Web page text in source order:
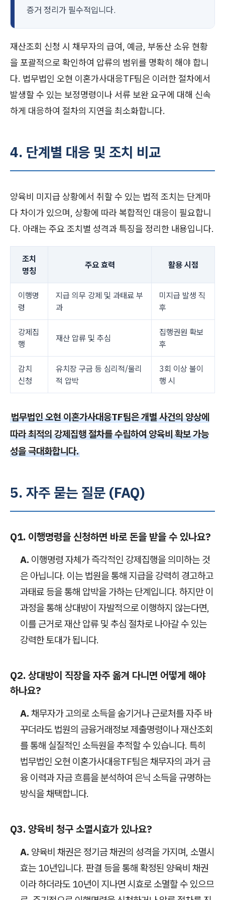
증거 정리가 필수적입니다.
재산조회 신청 시 채무자의 급여, 예금, 부동산 소유 현황
을 포괄적으로 확인하여 압류의 범위를 명확히 해야 합니
다. 법무법인 오현 이혼가사대응TF팀은 이러한 절차에서
발생할 수 있는 보정명령이나 서류 보완 요구에 대해 신속
하게 대응하여 절차의 지연을 최소화합니다.
4. 단계별 대응 및 조치 비교
양육비 미지급 상황에서 취할 수 있는 법적 조치는 단계마
다 차이가 있으며, 상황에 따라 복합적인 대응이 필요합니
다. 아래는 주요 조치별 성격과 특징을 정리한 내용입니다.
조치
명칭
주요 효력 활용 시점
이행명
령
지급 의무 강제 및 과태료 부
과
미지급 발생 직
후
강제집
행
재산 압류 및 추심
집행권원 확보
후
감치
신청
유치장 구금 등 심리적/물리
적 압박
3회 이상 불이
행 시
법무법인 오현 이혼가사대응TF팀은 개별 사건의 양상에
따라 최적의 강제집행 절차를 수립하여 양육비 확보 가능
성을 극대화합니다.
5. 자주 묻는 질문 (FAQ)
Q1. 이행명령을 신청하면 바로 돈을 받을 수 있나요?
A. 이행명령 자체가 즉각적인 강제집행을 의미하는 것
은 아닙니다. 이는 법원을 통해 지급을 강력히 경고하고
과태료 등을 통해 압박을 가하는 단계입니다. 하지만 이
과정을 통해 상대방이 자발적으로 이행하지 않는다면,
이를 근거로 재산 압류 및 추심 절차로 나아갈 수 있는
강력한 토대가 됩니다.
Q2. 상대방이 직장을 자주 옮겨 다니면 어떻게 해야
하나요?
A. 채무자가 고의로 소득을 숨기거나 근로처를 자주 바
꾸더라도 법원의 금융거래정보 제출명령이나 재산조회
를 통해 실질적인 소득원을 추적할 수 있습니다. 특히
법무법인 오현 이혼가사대응TF팀은 채무자의 과거 금
융 이력과 자금 흐름을 분석하여 은닉 소득을 규명하는
방식을 채택합니다.
Q3. 양육비 청구 소멸시효가 있나요?
A. 양육비 채권은 정기금 채권의 성격을 가지며, 소멸시
효는 10년입니다. 판결 등을 통해 확정된 양육비 채권
이라 하더라도 10년이 지나면 시효로 소멸할 수 있으므